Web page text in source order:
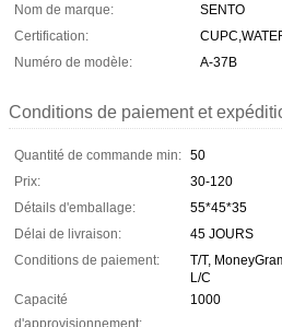
Nom de marque:
SENTO
Certification:
Numéro de modèle:
A-37B
Conditions de paiement et
Quantité de commande min: 50
Prix:
30-120
Détails d'emballage:
55*45*35
Délai de livraison:
45 JOURS
Conditions de paiement:
T/T,
L/C
Capacité
d'approvisionnement:
1000